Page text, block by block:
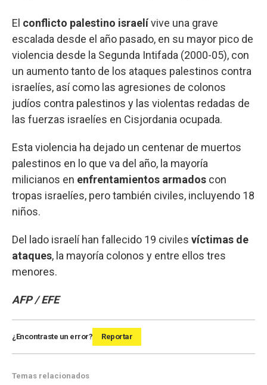
El conflicto palestino israelívive una grave
escalada desde el año pasado, en su mayor pico de
violencia desde la Segunda Intifada (2000-05), con
un aumento tanto de los ataques palestinos contra
israelíes, así como las agresiones de colonos
judíos contra palestinos y las violentas redadas de
las fuerzas israelíes en Cisjordania ocupada.
Esta violencia ha dejado un centenar de muertos
palestinos en lo que va del año, la mayoría
milicianos en enfrentamientos armados con
tropas israelíes, pero también civiles, incluyendo 18
niños.
Del lado israelí han fallecido 19 civiles víctimas de
ataques, la mayoría colonos y entre ellos tres
menores.
AFP / EFE
¿Encontraste un error? Reportar
Temas relacionados